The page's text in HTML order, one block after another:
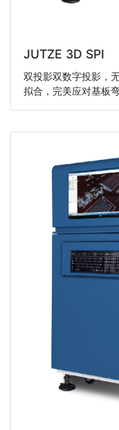
JUTZE 3D SPI
双投影双数字投影，
拟合，完美应对基板